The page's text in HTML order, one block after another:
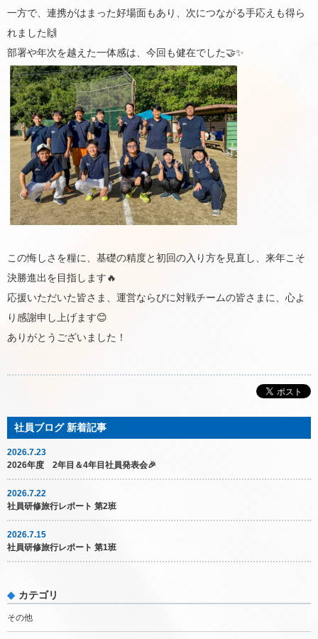
一方で、連携がはまった好場面もあり、次につながる手応えも得ら
れました🙌
部署や年次を越えた一体感は、今回も健在でした🤝✨
この悔しさを糧に、基礎の精度と初回の入り方を見直し、来年こそ
決勝進出を目指します🔥
応援いただいた皆さま、運営ならびに対戦チームの皆さまに、心よ
り感謝申し上げます😊
ありがとうございました！
2026.7.23
2026年度 2年目＆4年目社員発表会🎉
2026.7.22
社員研修旅行レポート 第2班
2026.7.15
社員研修旅行レポート 第1班
カテゴリ
その他